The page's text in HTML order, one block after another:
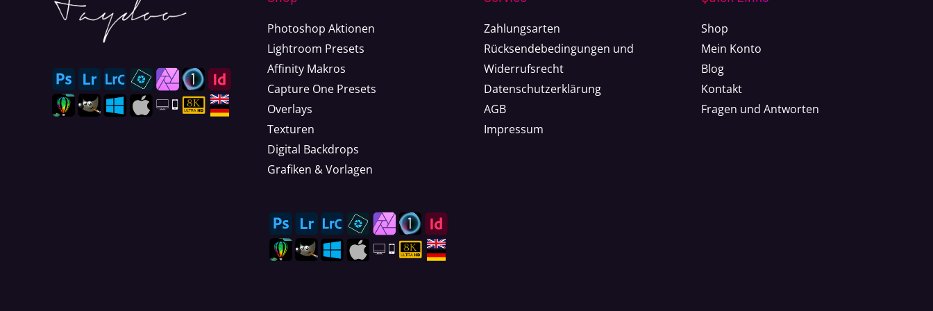
Photoshop Aktionen
Lightroom Presets
Affinity Makros
Capture One Presets
Overlays
Texturen
Digital Backdrops
Grafiken & Vorlagen
Zahlungsarten
Rücksendebedingungen und
Widerrufsrecht
Datenschutzerklärung
AGB
Impressum
Shop
Mein Konto
Blog
Kontakt
Fragen und Antworten